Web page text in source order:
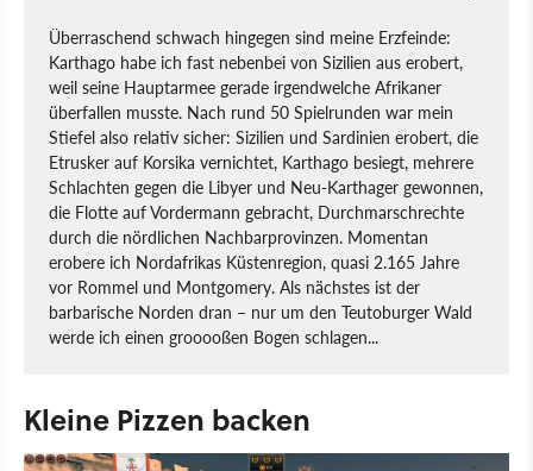
Überraschend schwach hingegen sind meine Erzfeinde:
Karthago habe ich fast nebenbei von Sizilien aus erobert,
weil seine Hauptarmee gerade irgendwelche Afrikaner
überfallen musste. Nach rund 50 Spielrunden war mein
Stiefel also relativ sicher: Sizilien und Sardinien erobert, die
Etrusker auf Korsika vernichtet, Karthago besiegt, mehrere
Schlachten gegen die Libyer und Neu-Karthager gewonnen,
die Flotte auf Vordermann gebracht, Durchmarschrechte
durch die nördlichen Nachbarprovinzen. Momentan
erobere ich Nordafrikas Küstenregion, quasi 2.165 Jahre
vor Rommel und Montgomery. Als nächstes ist der
barbarische Norden dran – nur um den Teutoburger Wald
werde ich einen grooooßen Bogen schlagen...
Kleine Pizzen backen